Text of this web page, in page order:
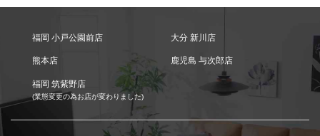
福岡 小戸公園前店 大分 新川店
熊本店 鹿児島 与次郎店
福岡 筑紫野店
(業態変更の為お店が変わりました)